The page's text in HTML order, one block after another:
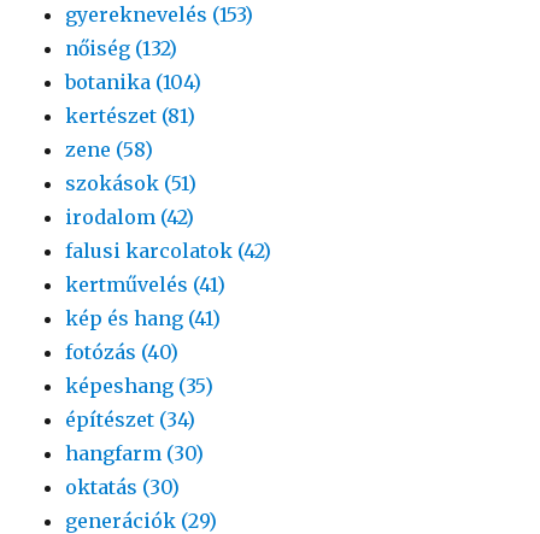
gyereknevelés (153)
nőiség (132)
botanika (104)
kertészet (81)
zene (58)
szokások (51)
irodalom (42)
falusi karcolatok (42)
kertművelés (41)
kép és hang (41)
fotózás (40)
képeshang (35)
építészet (34)
hangfarm (30)
oktatás (30)
generációk (29)